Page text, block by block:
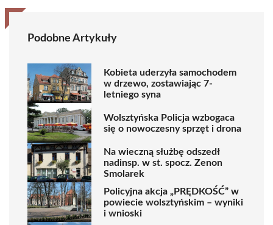
Podobne Artykuły
Kobieta uderzyła samochodem
w drzewo, zostawiając 7-
letniego syna
Wolsztyńska Policja wzbogaca
się o nowoczesny sprzęt i drona
Na wieczną służbę odszedł
nadinsp. w st. spocz. Zenon
Smolarek
Policyjna akcja „PRĘDKOŚĆ” w
powiecie wolsztyńskim – wyniki
i wnioski